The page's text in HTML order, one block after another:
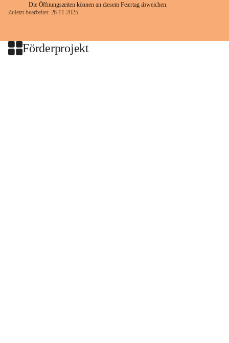
Die Öffnungszeiten können an diesem Feiertag abweichen.
Zuletzt bearbeitet: 26.11.2025
Förderprojekt